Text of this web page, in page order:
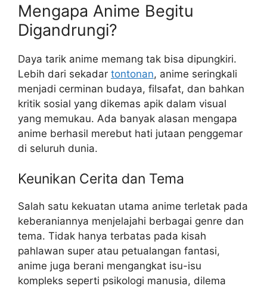
Mengapa Anime Begitu
Digandrungi?
Daya tarik anime memang tak bisa dipungkiri.
Lebih dari sekadar tontonan, anime seringkali
menjadi cerminan budaya, filsafat, dan bahkan
kritik sosial yang dikemas apik dalam visual
yang memukau. Ada banyak alasan mengapa
anime berhasil merebut hati jutaan penggemar
di seluruh dunia.
Keunikan Cerita dan Tema
Salah satu kekuatan utama anime terletak pada
keberaniannya menjelajahi berbagai genre dan
tema. Tidak hanya terbatas pada kisah
pahlawan super atau petualangan fantasi,
anime juga berani mengangkat isu-isu
kompleks seperti psikologi manusia, dilema